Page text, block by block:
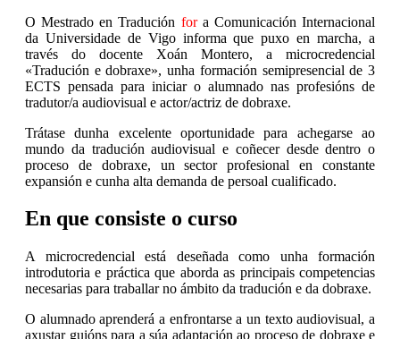
O Mestrado en Tradución fora Comunicación Internacional
da Universidade de Vigo informa que puxo en marcha, a
través do docente Xoán Montero, a microcredencial
«Tradución e dobraxe», unha formación semipresencial de 3
ECTS pensada para iniciar o alumnado nas profesións de
tradutor/a audiovisual e actor/actriz de dobraxe.
Trátase dunha excelente oportunidade para achegarse ao
mundo da tradución audiovisual e coñecer desde dentro o
proceso de dobraxe, un sector profesional en constante
expansión e cunha alta demanda de persoal cualificado.
En que consiste o curso
A microcredencial está deseñada como unha formación
introdutoria e práctica que aborda as principais competencias
necesarias para traballar no ámbito da tradución e da dobraxe.
O alumnado aprenderá a enfrontarse a un texto audiovisual, a
axustar guións para a súa adaptación ao proceso de dobraxe e